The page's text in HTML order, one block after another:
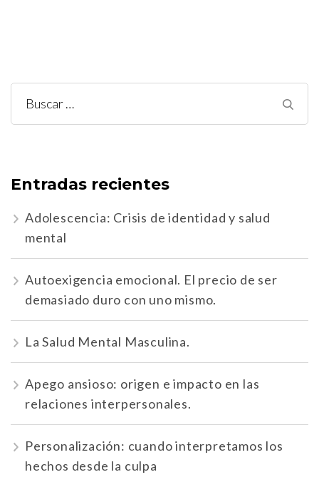
Buscar:
Entradas recientes
Adolescencia: Crisis de identidad y salud
mental
Autoexigencia emocional. El precio de ser
demasiado duro con uno mismo.
La Salud Mental Masculina.
Apego ansioso: origen e impacto en las
relaciones interpersonales.
Personalización: cuando interpretamos los
hechos desde la culpa